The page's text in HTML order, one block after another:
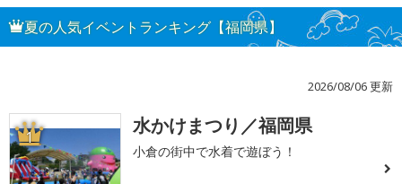
夏の人気イベントランキング【福岡県】
2026/08/06 更新
1 水かけまつり／福岡県
小倉の街中で水着で遊ぼう！